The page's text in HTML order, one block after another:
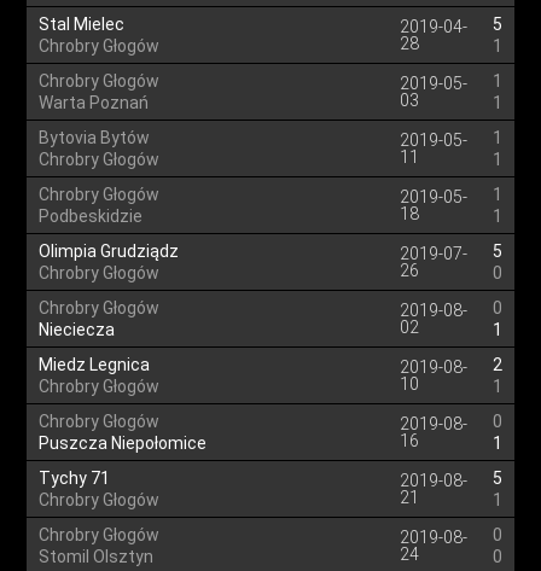
Stal Mielec
Chrobry Głogów
2019-04-
28
5
1
Chrobry Głogów
Warta Poznań
2019-05-
03
1
1
Bytovia Bytów
Chrobry Głogów
2019-05-
11
1
1
Chrobry Głogów
Podbeskidzie
2019-05-
18
1
1
Olimpia Grudziądz
Chrobry Głogów
2019-07-
26
5
0
Chrobry Głogów
Nieciecza
2019-08-
02
0
1
Miedz Legnica
Chrobry Głogów
2019-08-
10
2
1
Chrobry Głogów
Puszcza Niepołomice
2019-08-
16
0
1
Tychy 71
Chrobry Głogów
2019-08-
21
5
1
Chrobry Głogów
Stomil Olsztyn
2019-08-
24
0
0